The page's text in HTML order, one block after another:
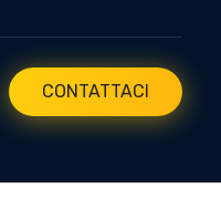
CONTATTACI